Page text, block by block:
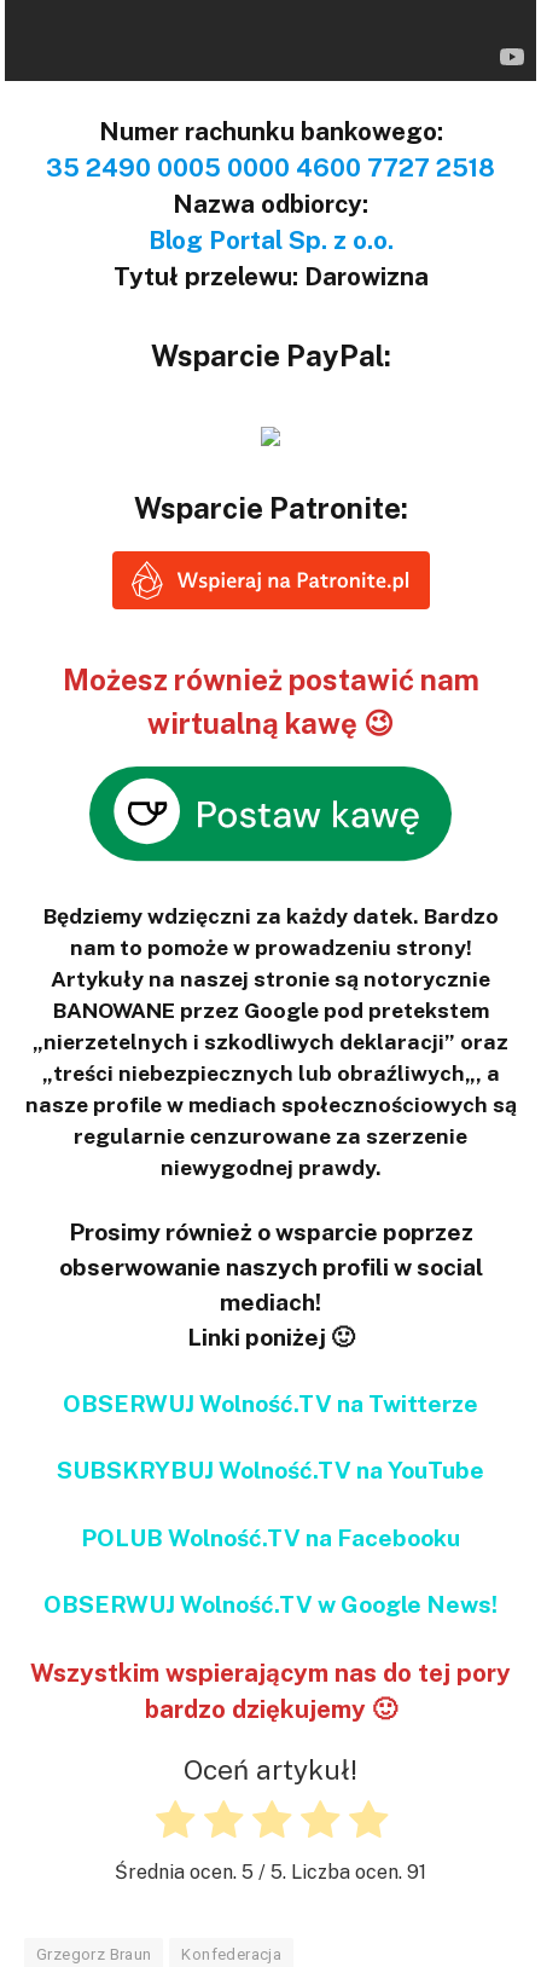
Numer rachunku bankowego:
35 2490 0005 0000 4600 7727 2518
Nazwa odbiorcy:
Blog Portal Sp. z o.o.
Tytuł przelewu: Darowizna
Wsparcie PayPal:
Wsparcie Patronite:
Możesz również postawić nam
wirtualną kawę 😉
Będziemy wdzięczni za każdy datek. Bardzo
nam to pomoże w prowadzeniu strony!
Artykuły na naszej stronie są notorycznie
BANOWANE przez Google pod pretekstem
„nierzetelnych i szkodliwych deklaracji” oraz
„treści niebezpiecznych lub obraźliwych„, a
nasze profile w mediach społecznościowych są
regularnie cenzurowane za szerzenie
niewygodnej prawdy.
Prosimy również o wsparcie poprzez
obserwowanie naszych profili w social
mediach!
Linki poniżej 🙂
OBSERWUJ Wolność.TV na Twitterze
SUBSKRYBUJ Wolność.TV na YouTube
POLUB Wolność.TV na Facebooku
OBSERWUJ Wolność.TV w Google News!
Wszystkim wspierającym nas do tej pory
bardzo dziękujemy 🙂
Oceń artykuł!
Średnia ocen. 5 / 5. Liczba ocen. 91
Grzegorz Braun Konfederacja